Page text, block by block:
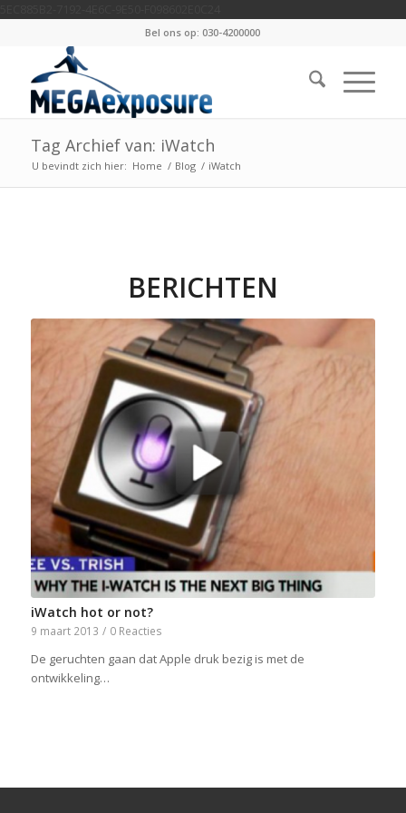
Bel ons op: 030-4200000
Tag Archief van: iWatch
U bevindt zich hier: Home / Blog / iWatch
BERICHTEN
iWatch hot or not?
9 maart 2013 / 0 Reacties
De geruchten gaan dat Apple druk bezig is met de
ontwikkeling…